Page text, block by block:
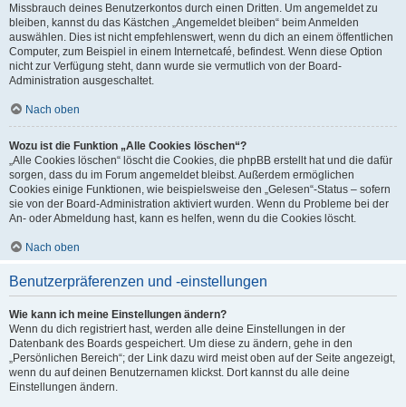
Missbrauch deines Benutzerkontos durch einen Dritten. Um angemeldet zu
bleiben, kannst du das Kästchen „Angemeldet bleiben“ beim Anmelden
auswählen. Dies ist nicht empfehlenswert, wenn du dich an einem öffentlichen
Computer, zum Beispiel in einem Internetcafé, befindest. Wenn diese Option
nicht zur Verfügung steht, dann wurde sie vermutlich von der Board-
Administration ausgeschaltet.
Nach oben
Wozu ist die Funktion „Alle Cookies löschen“?
„Alle Cookies löschen“ löscht die Cookies, die phpBB erstellt hat und die dafür
sorgen, dass du im Forum angemeldet bleibst. Außerdem ermöglichen
Cookies einige Funktionen, wie beispielsweise den „Gelesen“-Status – sofern
sie von der Board-Administration aktiviert wurden. Wenn du Probleme bei der
An- oder Abmeldung hast, kann es helfen, wenn du die Cookies löscht.
Nach oben
Benutzerpräferenzen und -einstellungen
Wie kann ich meine Einstellungen ändern?
Wenn du dich registriert hast, werden alle deine Einstellungen in der
Datenbank des Boards gespeichert. Um diese zu ändern, gehe in den
„Persönlichen Bereich“; der Link dazu wird meist oben auf der Seite angezeigt,
wenn du auf deinen Benutzernamen klickst. Dort kannst du alle deine
Einstellungen ändern.